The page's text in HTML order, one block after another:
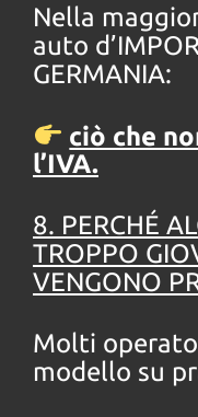
Nella
auto
GERMANIA:
ciò che
l’IVA.
8. PERCHÉ
TROPPO
VENGONO
Molti
modello su